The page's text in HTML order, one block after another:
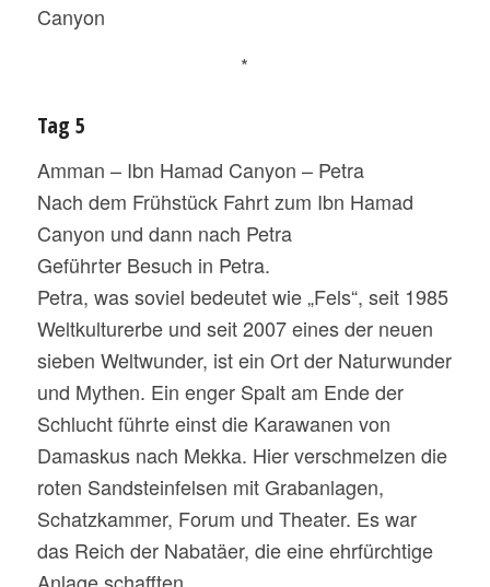
Canyon
*
Tag 5
Amman – Ibn Hamad Canyon – Petra
Nach dem Frühstück Fahrt zum Ibn Hamad
Canyon und dann nach Petra
Geführter Besuch in Petra.
Petra, was soviel bedeutet wie „Fels“, seit 1985
Weltkulturerbe und seit 2007 eines der neuen
sieben Weltwunder, ist ein Ort der Naturwunder
und Mythen. Ein enger Spalt am Ende der
Schlucht führte einst die Karawanen von
Damaskus nach Mekka. Hier verschmelzen die
roten Sandsteinfelsen mit Grabanlagen,
Schatzkammer, Forum und Theater. Es war
das Reich der Nabatäer, die eine ehrfürchtige